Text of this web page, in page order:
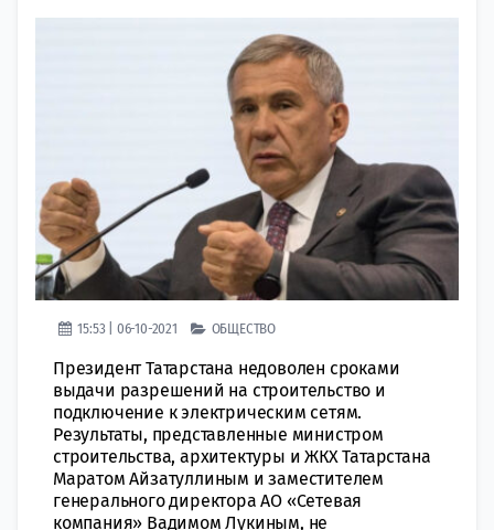
15:53 | 06-10-2021 ОБЩЕСТВО
Президент Татарстана недоволен сроками
выдачи разрешений на строительство и
подключение к электрическим сетям.
Результаты, представленные министром
строительства, архитектуры и ЖКХ Татарстана
Маратом Айзатуллиным и заместителем
генерального директора АО «Сетевая
компания» Вадимом Лукиным, не